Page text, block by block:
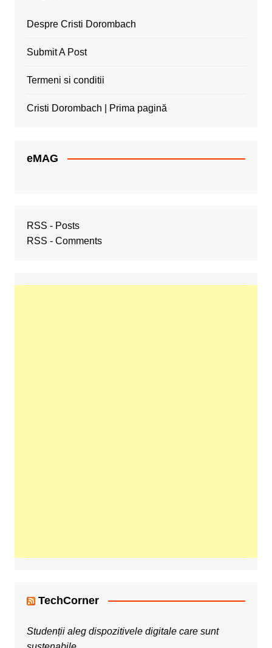
Despre Cristi Dorombach
Submit A Post
Termeni si conditii
Cristi Dorombach | Prima pagină
eMAG
RSS - Posts
RSS - Comments
TechCorner
Studenții aleg dispozitivele digitale care sunt